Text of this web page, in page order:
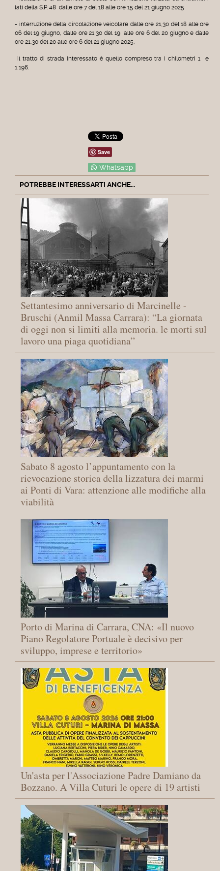
lati della S.P. 48 dalle ore 7 del 18 alle ore 15 del 21 giugno 2025
- interruzione della circolazione veicolare dalle ore 21,30 del 18 alle ore
06 del 19 giugno, dalle ore 21,30 del 19 alle ore 6 del 20 giugno e dalle
ore 21,30 del 20 alle ore 6 del 21 giugno 2025.
Il tratto di strada interessato è quello compreso tra i chilometri 1 e
1,196.
Save
Whatsapp
POTREBBE INTERESSARTI ANCHE...
Settantesimo anniversario di Marcinelle -
Bruschi (Anmil Massa Carrara): “La giornata
di oggi non si limiti alla memoria. le morti sul
lavoro una piaga quotidiana”
Sabato 8 agosto l’appuntamento con la
rievocazione storica della lizzatura dei marmi
ai Ponti di Vara: attenzione alle modifiche alla
viabilità
Porto di Marina di Carrara, CNA: «Il nuovo
Piano Regolatore Portuale è decisivo per
sviluppo, imprese e territorio»
Un'asta per l'Associazione Padre Damiano da
Bozzano. A Villa Cuturi le opere di 19 artisti